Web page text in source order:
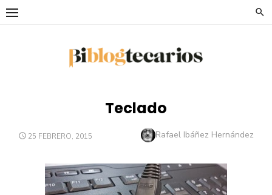
Saltar
Teclado
PUBLICADO
25 FEBRERO, 2015 Autor
Rafael Ibáñez Hernández